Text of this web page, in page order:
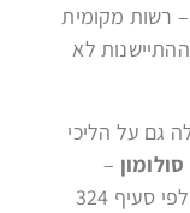
– רשות מקומית
לא
גם על הליכי
–
כלומר, העירייה לא יכולה לעכב מתן אישור לפי סעיף 324